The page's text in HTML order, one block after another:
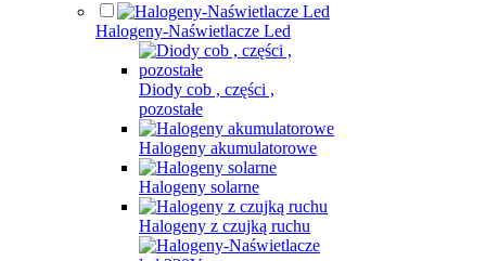
Halogeny-Naświetlacze Led
Diody cob , części ,
pozostałe
Halogeny akumulatorowe
Halogeny solarne
Halogeny z czujką ruchu